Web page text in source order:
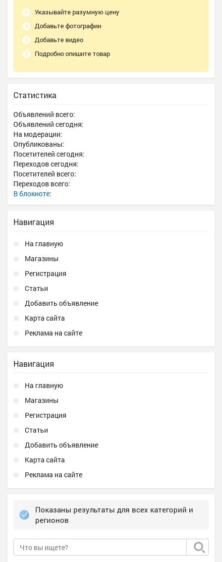
Указывайте разумную цену
Добавьте фотографии
Добавьте видео
Подробно опишите товар
Статистика
Объявлений всего:
Объявлений сегодня:
На модерации:
Опубликованы:
Посетителей сегодня:
Переходов сегодня:
Посетителей всего:
Переходов всего:
В блокноте:
Навигация
На главную
Магазины
Регистрация
Статьи
Добавить объявление
Карта сайта
Реклама на сайте
Навигация
На главную
Магазины
Регистрация
Статьи
Добавить объявление
Карта сайта
Реклама на сайте
Показаны результаты для всех категорий и
регионов